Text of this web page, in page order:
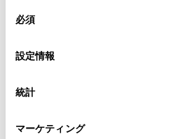
デバイスにすべてのCookie(クッキー)
意したことになります。Cookie(クッ
設定の変更、同意を撤回したりするに
「Cookie（クッキー）情報の取り扱い
必須
設定情報
統計
マーケティング
燃料・性能・詳細スペック